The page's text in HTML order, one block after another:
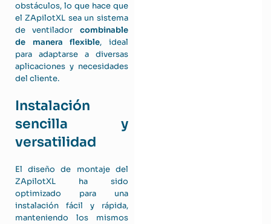
obstáculos, lo que hace que
el ZApilotXL sea un sistema
de ventilador combinable
de manera flexible, ideal
para adaptarse a diversas
aplicaciones y necesidades
del cliente.
Instalación
sencilla y
versatilidad
El diseño de montaje del
ZApilotXL ha sido
optimizado para una
instalación fácil y rápida,
manteniendo los mismos